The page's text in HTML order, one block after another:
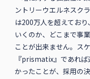
ントリーウエルネスク
は200万人を超えてお
いくのか、どこまで事
ことが出来ません。ス
『prismatix』であれ
かったことが、採用の